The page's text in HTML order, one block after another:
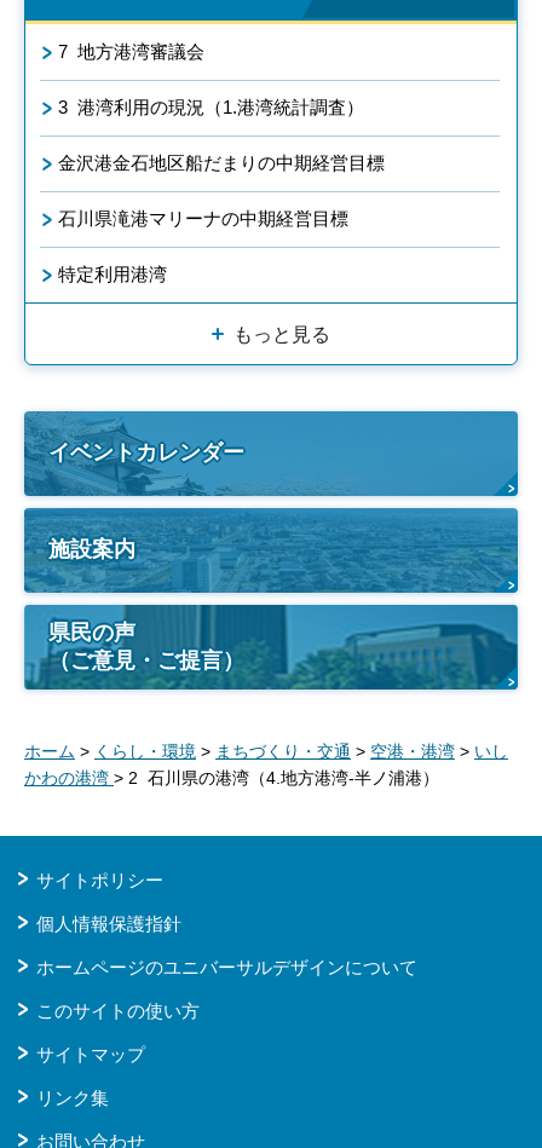
7 地方港湾審議会
3 港湾利用の現況（1.港湾統計調査）
金沢港金石地区船だまりの中期経営目標
石川県滝港マリーナの中期経営目標
特定利用港湾
もっと見る
イベントカレンダー
施設案内
県民の声
（ご意見・ご提言）
ホーム > くらし・環境 > まちづくり・交通 > 空港・港湾 > いし
かわの港湾 > 2 石川県の港湾（4.地方港湾-半ノ浦港）
サイトポリシー
個人情報保護指針
ホームページのユニバーサルデザインについて
このサイトの使い方
サイトマップ
リンク集
お問い合わせ